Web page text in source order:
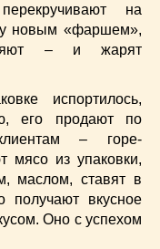
на
новым «фаршем»,
– и жарят
испортилось,
его продают по
– горе-
мясо из упаковки,
маслом, ставят в
получают вкусное
Оно с успехом